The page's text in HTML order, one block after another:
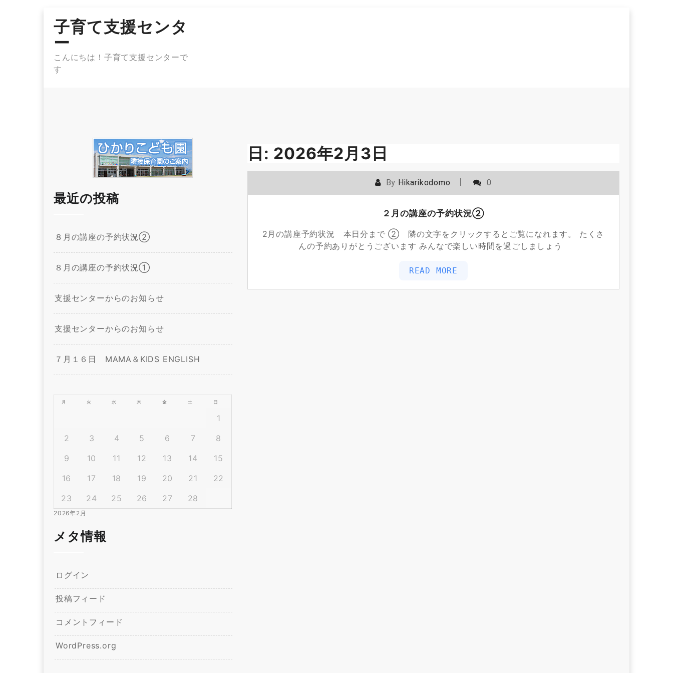
content
子育て支援センタ
ー
こんにちは！子育て支援センターで
す
日: 2026年2月3日
By Hikarikodomo 0
２月の講座の予約状況②
2月の講座予約状況 本日分まで ② 隣の文字をクリックするとご覧になれます。 たくさ
んの予約ありがとうございます みんなで楽しい時間を過ごしましょう
READ MORE
最近の投稿
８月の講座の予約状況②
８月の講座の予約状況①
支援センターからのお知らせ
支援センターからのお知らせ
７月１６日 MAMA＆KIDS ENGLISH
2026年2月
月 火 水 木 金 土 日
1
2
3 4 5 6 7
8
9
10 11 12 13 14
15
16
17 18 19 20 21
22
23
24 25 26 27 28
メタ情報
ログイン
投稿フィード
コメントフィード
WordPress.org